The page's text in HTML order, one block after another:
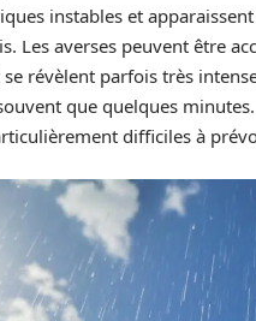
instables et
Les averses peuvent être
se révèlent parfois très
que quelques
difficiles à